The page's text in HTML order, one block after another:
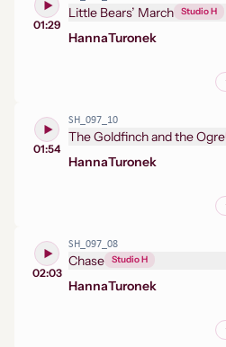
01:29
Little Bears’ March Studio H
HannaTuronek
01:54
SH_097_10
The Goldfinch and the Ogre
HannaTuronek
02:03
SH_097_08
Chase Studio H
HannaTuronek